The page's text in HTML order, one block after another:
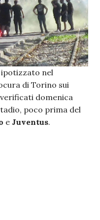
ipotizzato nel
di Torino sui
domenica
poco prima del
e Juventus.